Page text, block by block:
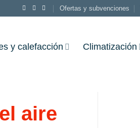
Ofertas y subvenciones
y calefacción Climatización
aire